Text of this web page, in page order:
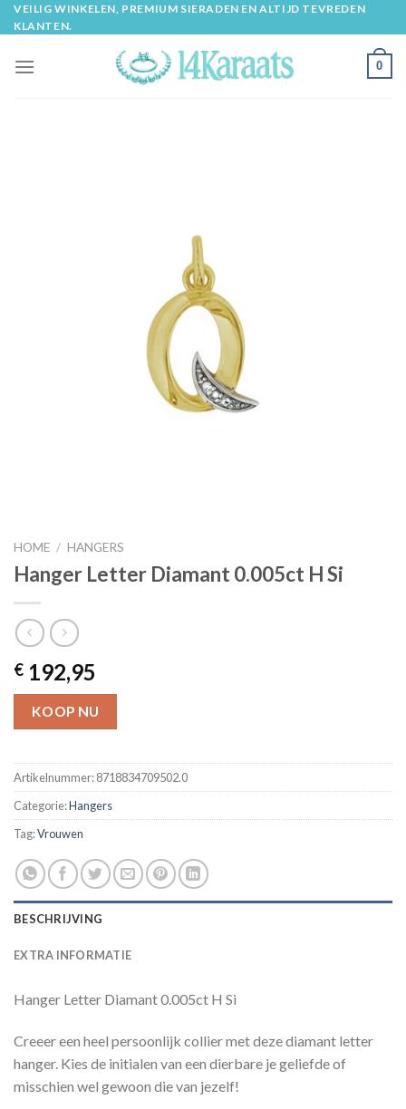
Skip
to
VEILIG WINKELEN, PREMIUM SIERADEN EN ALTIJD TEVREDEN
KLANTEN.
0
HOME / HANGERS
Hanger Letter Diamant 0.005ct H Si
€ 192,95
KOOP NU
Artikelnummer:8718834709502.0
Categorie:Hangers
Tag:Vrouwen
BESCHRIJVING
EXTRA INFORMATIE
Hanger Letter Diamant 0.005ct H Si
Creeer een heel persoonlijk collier met deze diamant letter
hanger. Kies de initialen van een dierbare je geliefde of
misschien wel gewoon die van jezelf!